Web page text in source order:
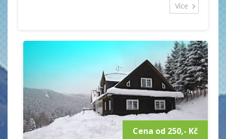
Kapacita: 7 osob (4 lůžka + 2 přistýlky + 1 dětské
Obývací pokoj s TV, se dvěma křesly a rozkládacími
pohovkami – 26 m2
Kuchyň s vybavením (lednička s mrazákem, mikrovlnná
trouba, varná konvice, sporák s troubou, nádobí pro
stolování a vaření..) – 13 m2 (kuchyň s jídelnou je
propojena s obývacím pokojem)
Ložnice s manželskou postelí, dětským lůžkem a s
úložnou skříní – 16 m2
Podkrovní pokoj s manželskou postelí a dvěmi
komodami – 12 m2
Více
Cena od 250,- Kč